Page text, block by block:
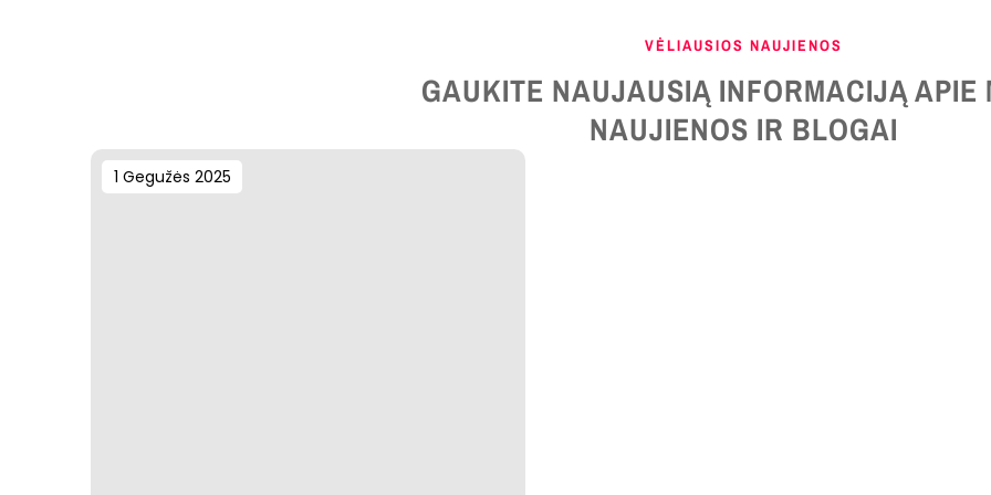
VĖLIAUSIOS NAUJIENOS
GAUKITE NAUJAUSIĄ INFORMACIJĄ APIE
NAUJIENOS IR BLOGAI
1 Gegužės 2025